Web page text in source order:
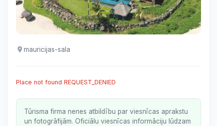
mauricijas-sala
Place not found REQUEST_DENIED
Tūrisma firma nenes atbildību par viesnīcas aprakstu
un fotogrāfijām. Oficiālu viesnīcas informāciju lūdzam